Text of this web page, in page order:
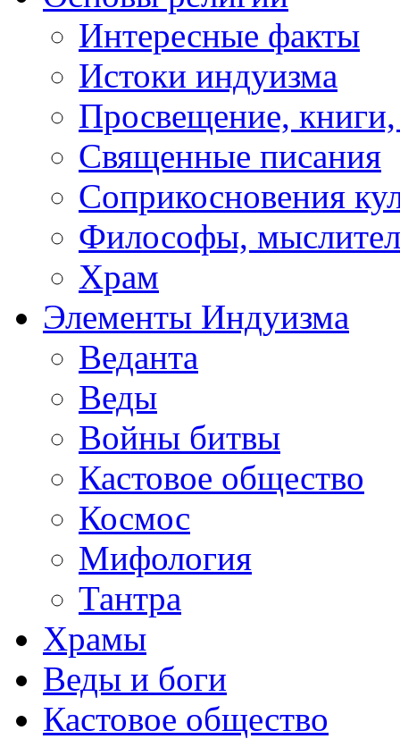
Интересные факты
Истоки индуизма
Просвещение, книги,
Священные писания
Соприкосновения
Философы,
Храм
Элементы Индуизма
Веданта
Веды
Войны битвы
Кастовое общество
Космос
Мифология
Тантра
Храмы
Веды и боги
Кастовое общество